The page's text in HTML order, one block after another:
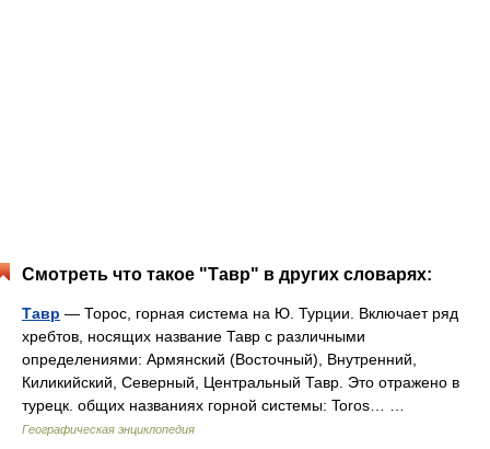
Смотреть что такое "Тавр" в других словарях:
Тавр — Торос, горная система на Ю. Турции. Включает ряд
хребтов, носящих название Тавр с различными
определениями: Армянский (Восточный), Внутренний,
Киликийский, Северный, Центральный Тавр. Это отражено в
турецк. общих названиях горной системы: Toros… …
Географическая энциклопедия